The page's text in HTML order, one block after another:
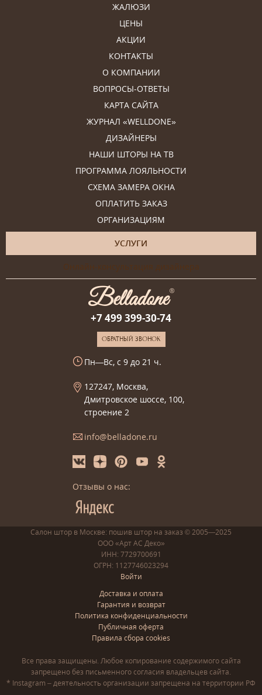
ЖАЛЮЗИ
ЦЕНЫ
АКЦИИ
КОНТАКТЫ
О КОМПАНИИ
ВОПРОСЫ-ОТВЕТЫ
КАРТА САЙТА
ЖУРНАЛ «WELLDONE»
ДИЗАЙНЕРЫ
НАШИ ШТОРЫ НА ТВ
ПРОГРАММА ЛОЯЛЬНОСТИ
СХЕМА ЗАМЕРА ОКНА
ОПЛАТИТЬ ЗАКАЗ
ОРГАНИЗАЦИЯМ
УСЛУГИ
Онлайн-консультация дизайнера
+7 499 399-30-74
ОБРАТНЫЙ ЗВОНОК
Пн—Вс, с 9 до 21 ч.
127247, Москва,
Дмитровское шоссе, 100,
строение 2
info@belladone.ru
Отзывы о нас:
Салон штор в Москве: пошив штор на заказ © 2005—2025
ООО «Арт АС Деко»
ИНН: 7729700691
ОГРН: 1127746023294
Войти
Доставка и оплата
Гарантия и возврат
Политика конфиденциальности
Публичная оферта
Правила сбора cookies
Все права защищены. Любое копирование содержимого сайта
запрещено без письменного согласия владельцев сайта.
* Instagram – деятельность организации запрещена на территории РФ